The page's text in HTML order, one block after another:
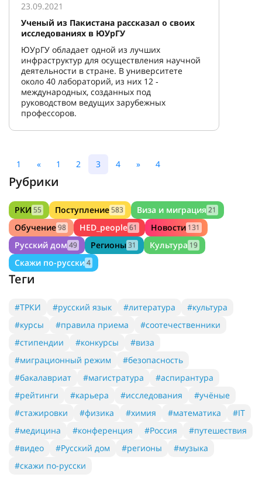
23.09.2021
Ученый из Пакистана рассказал о своих
исследованиях в ЮУрГУ
ЮУрГУ обладает одной из лучших
инфраструктур для осуществления научной
деятельности в стране. В университете
около 40 лабораторий, из них 12 ‑
международных, созданных под
руководством ведущих зарубежных
профессоров.
1 « 1 2 3 4 » 4
Рубрики
РКИ 55 Поступление583 Виза и миграция 21
Обучение98 HED_people61 Новости 131
Русский дом 49 Регионы31 Культура 19
Скажи по-русски4
Теги
#ТРКИ #русский язык #литература
#культура
#курсы
#правила приема
#соотечественники
#стипендии
#конкурсы
#виза
#миграционный режим
#безопасность
#бакалавриат
#магистратура
#аспирантура
#рейтинги
#карьера #исследования
#учёные
#стажировки
#физика #химия #математика
#IT
#медицина
#конференция #Россия
#путешествия
#видео
#Русский дом #регионы
#музыка
#скажи по-русски